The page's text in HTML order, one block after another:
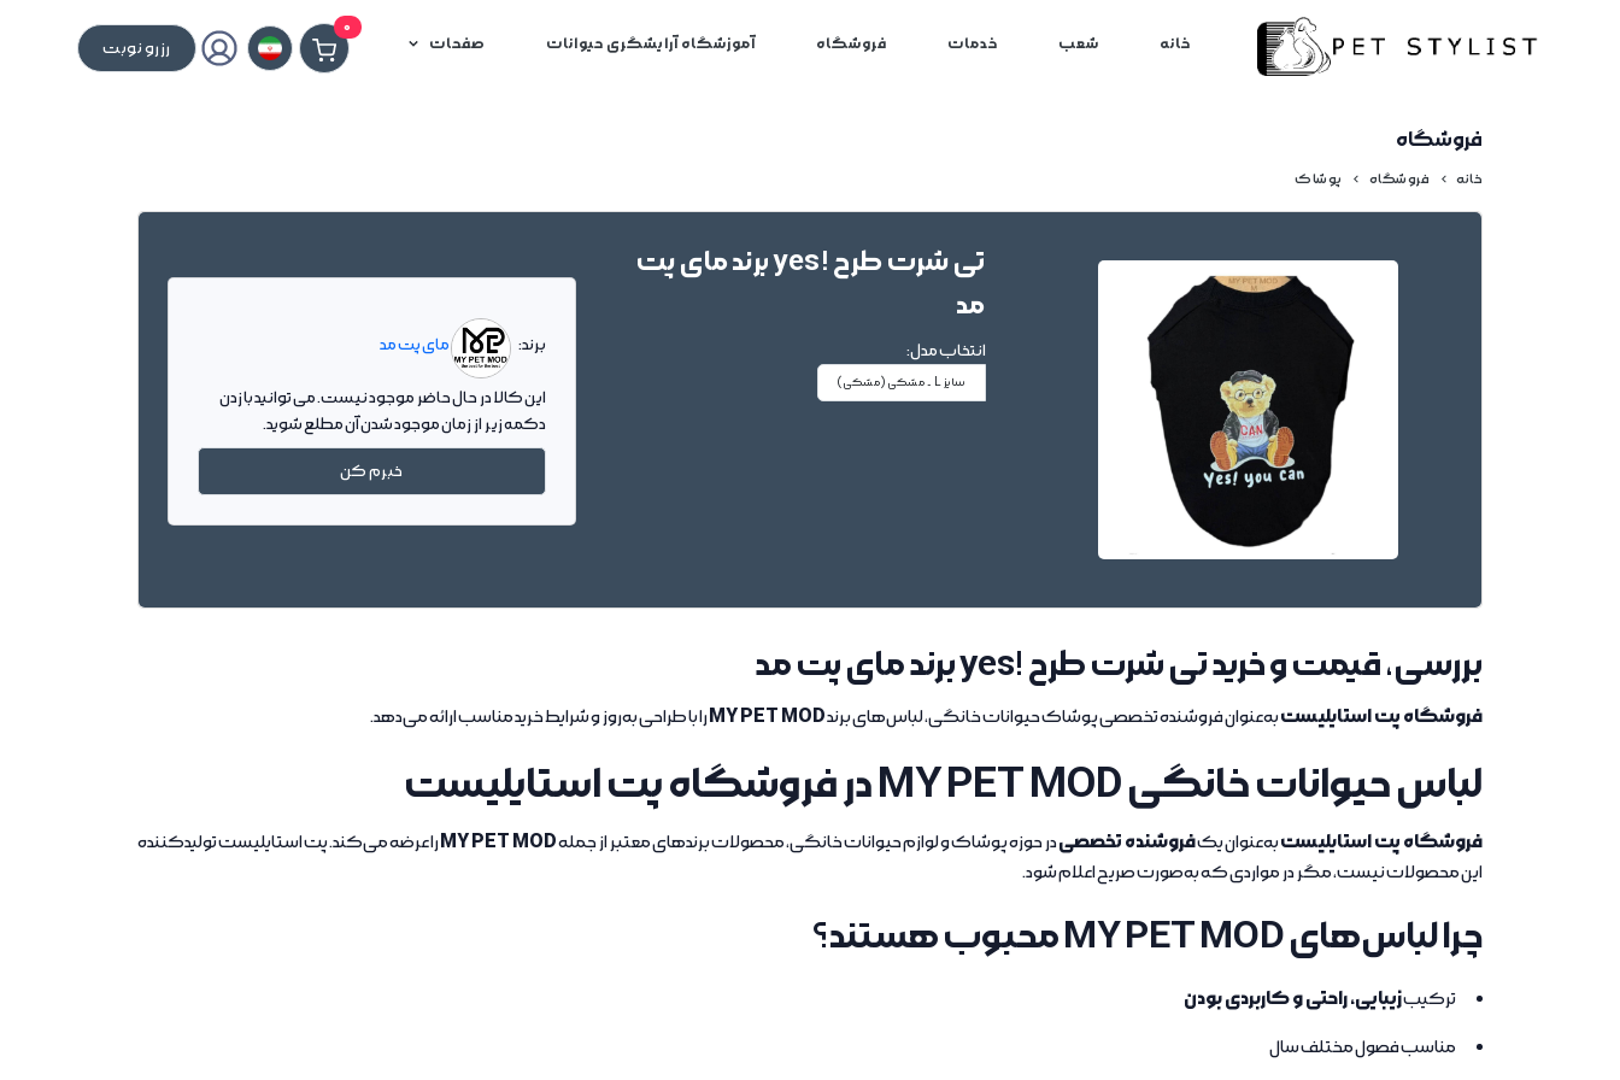
0
رزرو نوبت خانه شعب خدمات فروشگاه آموزشگاه آرایشگری حیوانات صفحات
فروشگاه
خانه فروشگاه پوشاک
تی شرت طرح !yes برند مای پت
مد
انتخاب مدل:
سایز L - مشکی (مشکی)
برند: مای پت مد
این کالا در حال حاضر موجود نیست. می توانید با زدن
دکمه زیر از زمان موجود شدن آن مطلع شوید.
خبرم کن
بررسی، قیمت و خرید تی شرت طرح !yes برند مای پت مد
فروشگاه پت استایلیستبه‌عنوان فروشنده تخصصی پوشاک حیوانات خانگی، لباس‌های برندMY PET MODرا با طراحی به‌روز و شرایط خرید مناسب ارائه می‌دهد.
لباس حیوانات خانگی MY PET MOD در فروشگاه پت استایلیست
فروشگاه پت استایلیستبه‌عنوان یکفروشنده تخصصیدر حوزه پوشاک و لوازم حیوانات خانگی، محصولات برندهای معتبر از جملهMY PET MODرا عرضه می‌کند. پت استایلیست تولیدکننده
این محصولات نیست، مگر در مواردی که به‌صورت صریح اعلام شود.
چرا لباس‌های MY PET MOD محبوب هستند؟
ترکیبزیبایی، راحتی و کاربردی بودن
مناسب فصول مختلف سال